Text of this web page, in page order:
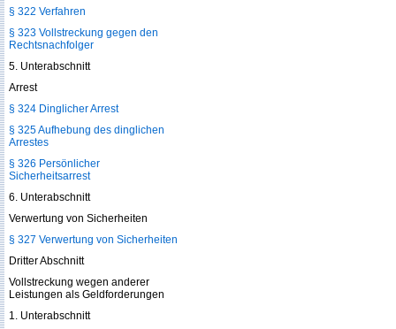
§ 322 Verfahren
§ 323 Vollstreckung gegen den
Rechtsnachfolger
5. Unterabschnitt
Arrest
§ 324 Dinglicher Arrest
§ 325 Aufhebung des dinglichen
Arrestes
§ 326 Persönlicher
Sicherheitsarrest
6. Unterabschnitt
Verwertung von Sicherheiten
§ 327 Verwertung von Sicherheiten
Dritter Abschnitt
Vollstreckung wegen anderer
Leistungen als Geldforderungen
1. Unterabschnitt